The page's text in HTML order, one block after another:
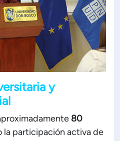
y
80
la participación activa de